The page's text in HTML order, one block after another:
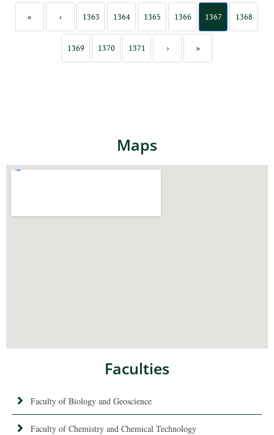
« ‹ 1363 1364 1365 1366 1367 1368
1369 1370 1371 › »
Maps
Faculties
Faculty of Biology and Geoscience
Faculty of Chemistry and Chemical Technology